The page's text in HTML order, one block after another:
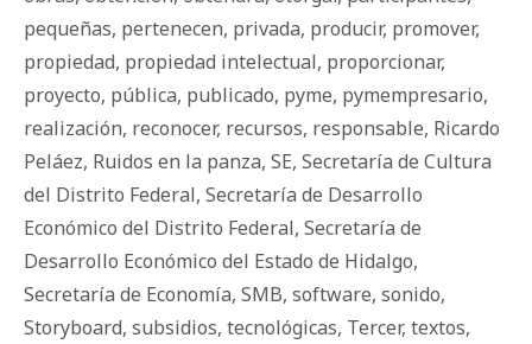
pequeñas, pertenecen, privada, producir, promover,
propiedad, propiedad intelectual, proporcionar,
proyecto, pública, publicado, pyme, pymempresario,
realización, reconocer, recursos, responsable, Ricardo
Peláez, Ruidos en la panza, SE, Secretaría de Cultura
del Distrito Federal, Secretaría de Desarrollo
Económico del Distrito Federal, Secretaría de
Desarrollo Económico del Estado de Hidalgo,
Secretaría de Economía, SMB, software, sonido,
Storyboard, subsidios, tecnológicas, Tercer, textos,